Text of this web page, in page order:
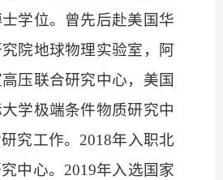
学位。曾先后赴美国华
院地球物理实验室，阿
压联合研究中心，美国
学极端条件物质研究中
究工作。2018年入职北
中心。2019年入选国家